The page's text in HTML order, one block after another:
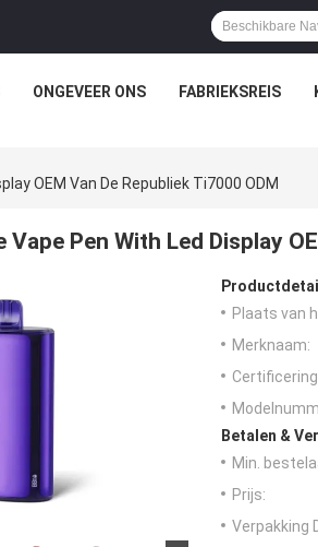
ONGEVEER ONS FABRIEKSREIS
OEM Van De Republiek Ti7000 ODM
Vape Pen With Led Display
Plaats van
Merknaam:
Betalen &
Min.
Prijs:
Verpakking